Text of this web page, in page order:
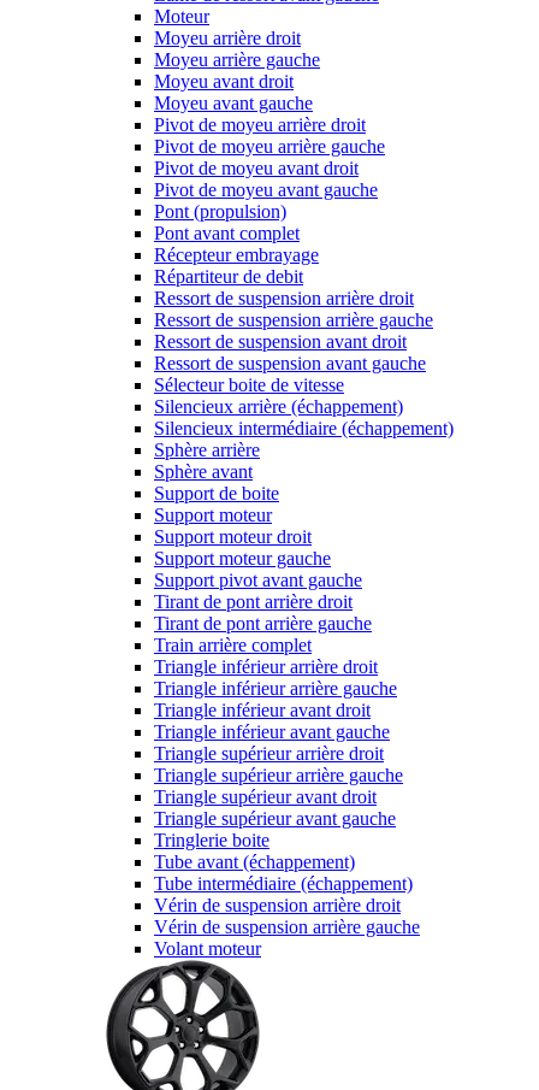
Moteur
Moyeu arrière droit
Moyeu arrière gauche
Moyeu avant droit
Moyeu avant gauche
Pivot de moyeu arrière droit
Pivot de moyeu arrière gauche
Pivot de moyeu avant droit
Pivot de moyeu avant gauche
Pont (propulsion)
Pont avant complet
Récepteur embrayage
Répartiteur de debit
Ressort de suspension arrière droit
Ressort de suspension arrière gauche
Ressort de suspension avant droit
Ressort de suspension avant gauche
Sélecteur boite de vitesse
Silencieux arrière (échappement)
Silencieux intermédiaire (échappement)
Sphère arrière
Sphère avant
Support de boite
Support moteur
Support moteur droit
Support moteur gauche
Support pivot avant gauche
Tirant de pont arrière droit
Tirant de pont arrière gauche
Train arrière complet
Triangle inférieur arrière droit
Triangle inférieur arrière gauche
Triangle inférieur avant droit
Triangle inférieur avant gauche
Triangle supérieur arrière droit
Triangle supérieur arrière gauche
Triangle supérieur avant droit
Triangle supérieur avant gauche
Tringlerie boite
Tube avant (échappement)
Tube intermédiaire (échappement)
Vérin de suspension arrière droit
Vérin de suspension arrière gauche
Volant moteur